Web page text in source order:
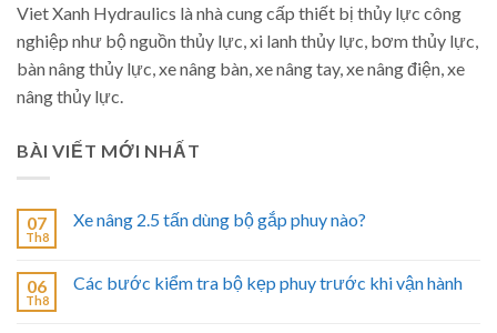
Viet Xanh Hydraulics là nhà cung cấp thiết bị thủy lực công
nghiệp như bộ nguồn thủy lực, xi lanh thủy lực, bơm thủy lực,
bàn nâng thủy lực, xe nâng bàn, xe nâng tay, xe nâng điện, xe
nâng thủy lực.
BÀI VIẾT MỚI NHẤT
07
Th8
Xe nâng 2.5 tấn dùng bộ gắp phuy nào?
06
Th8
Các bước kiểm tra bộ kẹp phuy trước khi vận hành